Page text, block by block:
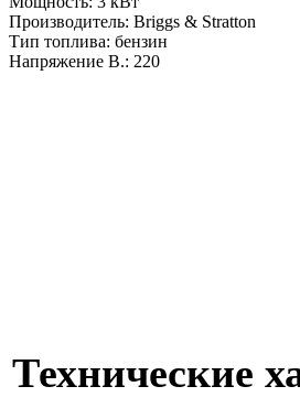
Производитель: Briggs & Stratton
Тип топлива: бензин
Напряжение В.: 220
Технические